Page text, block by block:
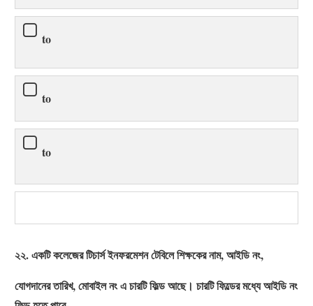
to
to
to
২২. একটি কলেজের টিচার্স ইনফরমেশন টেবিলে শিক্ষকের নাম, আইডি নং,
যোগদানের তারিখ, মোবাইল নং এ চারটি ফিল্ড আছে। চারটি ফিল্ডের মধ্যে আইডি নং